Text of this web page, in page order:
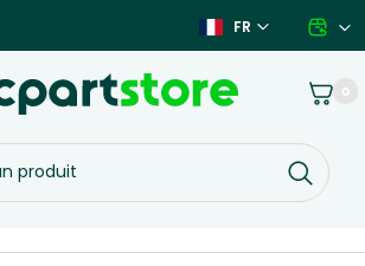
FR
Panier 0